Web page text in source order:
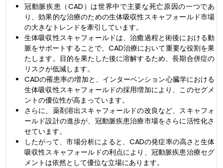
冠動脈疾患（CAD）は世界中で主要な死亡原因の一つであ
り、効果的な治療のための生体吸収性スキャフォールド市場
の大きなトレンドを牽引しています。
生体吸収性スキャフォールドは、治癒過程と術後における動
脈をサポートすることで、CAD治療において重要な役割を果
たします。目的を果たした後に溶解するため、長期合併症の
リスクが低減します。
CADの罹患率の増加と、インターベンション心臓学における
生体吸収性スキャフォールドの採用増加により、このセグメ
ントの優位性が高まっています。
さらに、薬剤溶出スキャフォールドの改良など、スキャフォ
ールド設計の進歩が、冠動脈疾患治療市場をさらに活性化さ
せています。
したがって、市場分析によると、CADの発症率の高さと生体
吸収性スキャフォールドの利点により、冠動脈疾患治療セグ
メントは依然として優位な立場にあります。